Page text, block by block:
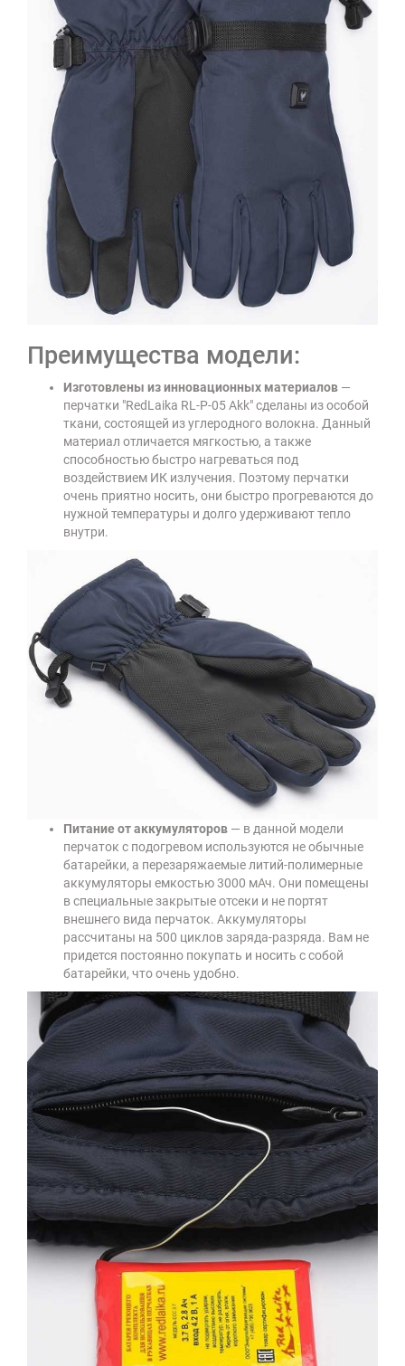
Преимущества модели:
Изготовлены из инновационных материалов —
перчатки "RedLaika RL-P-05 Akk" сделаны из особой
ткани, состоящей из углеродного волокна. Данный
материал отличается мягкостью, а также
способностью быстро нагреваться под
воздействием ИК излучения. Поэтому перчатки
очень приятно носить, они быстро прогреваются до
нужной температуры и долго удерживают тепло
внутри.
Питание от аккумуляторов — в данной модели
перчаток с подогревом используются не обычные
батарейки, а перезаряжаемые литий-полимерные
аккумуляторы емкостью 3000 мАч. Они помещены
в специальные закрытые отсеки и не портят
внешнего вида перчаток. Аккумуляторы
рассчитаны на 500 циклов заряда-разряда. Вам не
придется постоянно покупать и носить с собой
батарейки, что очень удобно.